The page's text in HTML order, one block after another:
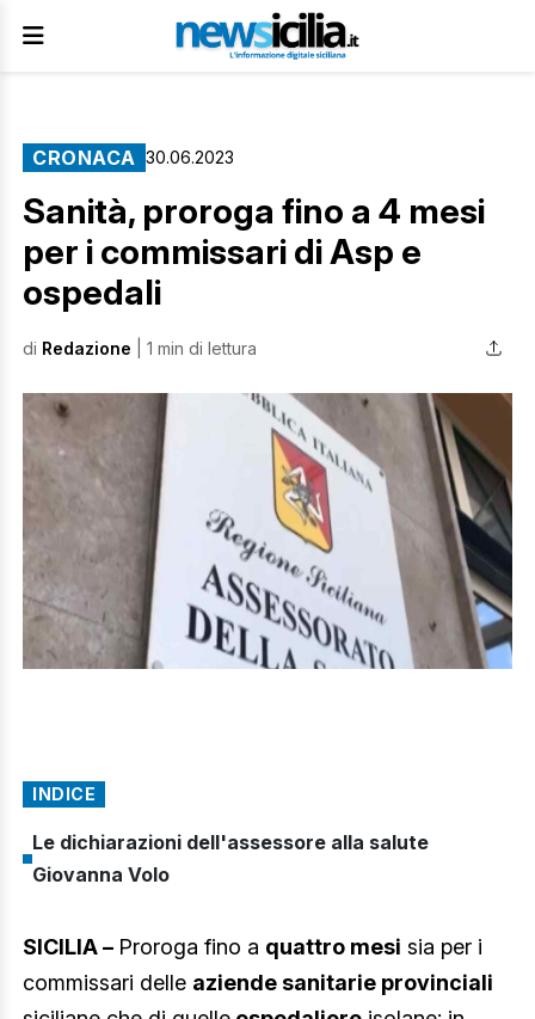
CRONACA 30.06.2023
Sanità, proroga fino a 4 mesi
per i commissari di Asp e
ospedali
di Redazione | 1 min di lettura
INDICE
Le dichiarazioni dell'assessore alla salute
Giovanna Volo
SICILIA – Proroga fino a quattro mesi sia per i
commissari delle aziende sanitarie provinciali